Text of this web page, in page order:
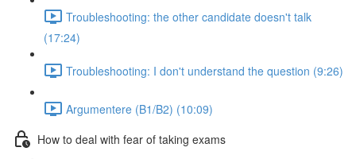
Troubleshooting: the other candidate doesn't talk
(17:24)
Troubleshooting: I don't understand the question (9:26)
Argumentere (B1/B2) (10:09)
How to deal with fear of taking exams